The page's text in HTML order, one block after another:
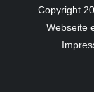
Copyright
Webseite